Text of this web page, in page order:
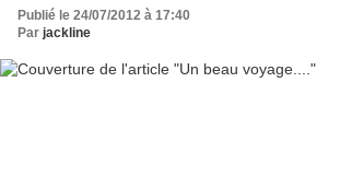
Publié le 24/07/2012 à 17:40
Par jackline